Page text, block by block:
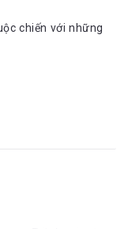
chiến với những